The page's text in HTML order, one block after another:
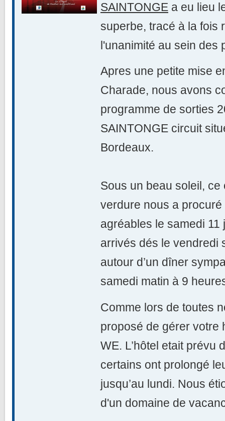
SAINTONGE a eu lieu
superbe, tracé à la fois
l'unanimité au sein des
Apres une petite mise
Charade, nous avons
programme de sorties
SAINTONGE circuit
Bordeaux.
Sous un beau soleil,
verdure nous a
agréables le samedi
arrivés dés le vendredi
autour d’un dîner
samedi matin à 9
Comme lors de toutes
proposé de gérer votre
WE. L’hôtel etait prévu
certains ont prolongé
jusqu’au lundi. Nous
d'un domaine de